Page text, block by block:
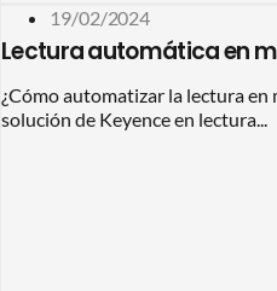
19/02/2024
Lectura automática en
¿Cómo automatizar la lectura en
solución de Keyence en lectura...